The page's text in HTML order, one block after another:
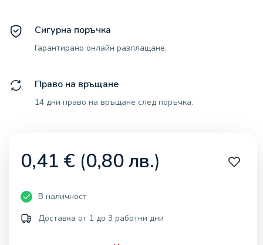
Сигурна поръчка
Гарантирано онлайн разплащане.
Право на връщане
14 дни право на връщане след поръчка.
0,41 € (0,80лв.)
В наличност
Доставка от 1 до 3 работни дни